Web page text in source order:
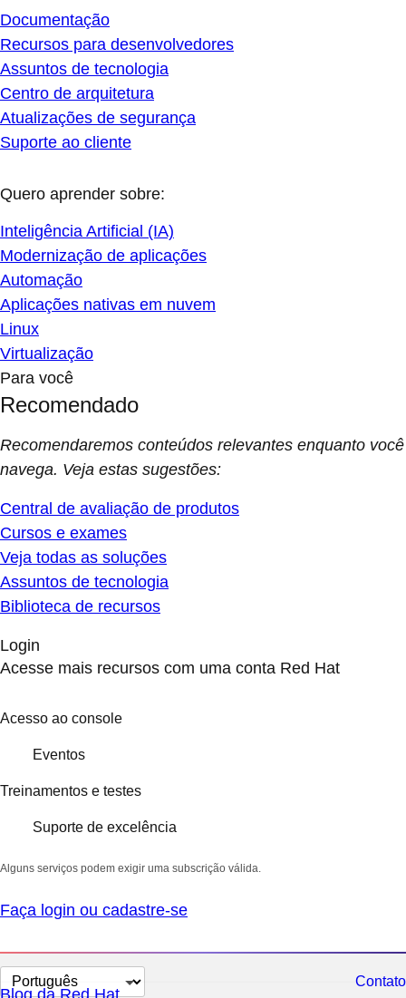
Documentação
Recursos para desenvolvedores
Assuntos de tecnologia
Centro de arquitetura
Atualizações de segurança
Suporte ao cliente
Quero aprender sobre:
Inteligência Artificial (IA)
Modernização de aplicações
Automação
Aplicações nativas em nuvem
Linux
Virtualização
Para você
Recomendado
Recomendaremos conteúdos relevantes enquanto você
navega. Veja estas sugestões:
Central de avaliação de produtos
Cursos e exames
Veja todas as soluções
Assuntos de tecnologia
Biblioteca de recursos
Login
Acesse mais recursos com uma conta Red Hat
Acesso ao console
Eventos
Treinamentos e testes
Suporte de excelência
Alguns serviços podem exigir uma subscrição válida.
Faça login ou cadastre-se
Selecionar
Contato
Blog da Red Hat